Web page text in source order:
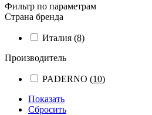
Фильтр по параметрам
Страна бренда
Италия (8)
Производитель
PADERNO (10)
Показать
Сбросить